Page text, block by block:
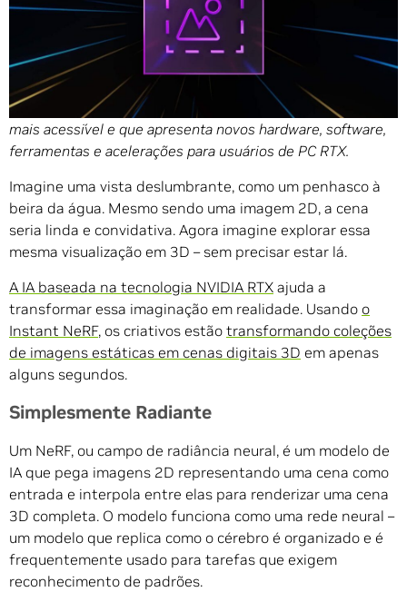
Nota do editor: Esta postagem faz parte da
série IA
Decodificada, que desmistifica a IA ao tornar a tecnologia
mais acessível e que apresenta novos hardware, software,
ferramentas e acelerações para usuários de PC RTX.
Imagine uma vista deslumbrante, como um penhasco à
beira da água. Mesmo sendo uma imagem 2D, a cena
seria linda e convidativa. Agora imagine explorar essa
mesma visualização em 3D – sem precisar estar lá.
A IA baseada na tecnologia NVIDIA RTX ajuda a
transformar essa imaginação em realidade. Usando o
Instant NeRF, os criativos estão transformando coleções
de imagens estáticas em cenas digitais 3D em apenas
alguns segundos.
Simplesmente Radiante
Um NeRF, ou campo de radiância neural, é um modelo de
IA que pega imagens 2D representando uma cena como
entrada e interpola entre elas para renderizar uma cena
3D completa. O modelo funciona como uma rede neural –
um modelo que replica como o cérebro é organizado e é
frequentemente usado para tarefas que exigem
reconhecimento de padrões.